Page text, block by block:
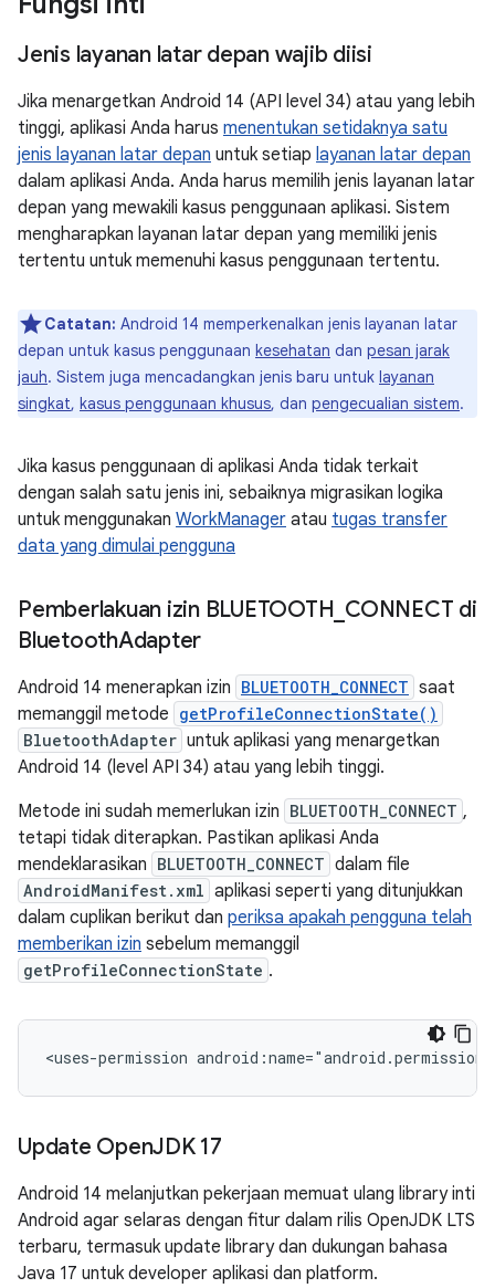
Jenis layanan latar depan wajib diisi
Jika menargetkan Android 14 (API level 34) atau yang lebih
tinggi, aplikasi Anda harus menentukan setidaknya satu
jenis layanan latar depan untuk setiap layanan latar depan
dalam aplikasi Anda. Anda harus memilih jenis layanan latar
depan yang mewakili kasus penggunaan aplikasi. Sistem
mengharapkan layanan latar depan yang memiliki jenis
tertentu untuk memenuhi kasus penggunaan tertentu.
Catatan: Android 14 memperkenalkan jenis layanan latar
depan untuk kasus penggunaan kesehatan dan pesan jarak
jauh. Sistem juga mencadangkan jenis baru untuk layanan
singkat, kasus penggunaan khusus, dan pengecualian sistem.
Jika kasus penggunaan di aplikasi Anda tidak terkait
dengan salah satu jenis ini, sebaiknya migrasikan logika
untuk menggunakan WorkManager atau tugas transfer
data yang dimulai pengguna
Pemberlakuan izin BLUETOOTH CONNECT di
BluetoothAdapter
Android 14 menerapkan izin BLUETOOTH_CONNECT saat
memanggil metode getProfileConnectionState()
BluetoothAdapter untuk aplikasi yang menargetkan
Android 14 (level API 34) atau yang lebih tinggi.
Metode ini sudah memerlukan izin BLUETOOTH_CONNECT ,
tetapi tidak diterapkan. Pastikan aplikasi Anda
mendeklarasikan BLUETOOTH_CONNECT dalam file
AndroidManifest.xml aplikasi seperti yang ditunjukkan
dalam cuplikan berikut dan periksa apakah pengguna telah
memberikan izin sebelum memanggil
getProfileConnectionState .
<uses-permission
Update OpenJDK 17
Android 14 melanjutkan pekerjaan memuat ulang library inti
Android agar selaras dengan fitur dalam rilis OpenJDK LTS
terbaru, termasuk update library dan dukungan bahasa
Java 17 untuk developer aplikasi dan platform.